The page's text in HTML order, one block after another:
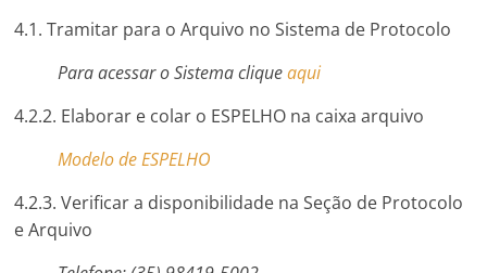
4.1. Tramitar para o Arquivo no Sistema de Protocolo
Para acessar o Sistema cliqueaqui
4.2.2. Elaborar e colar o ESPELHO na caixa arquivo
Modelo de ESPELHO
4.2.3. Verificar a disponibilidade na Seção de Protocolo
e Arquivo